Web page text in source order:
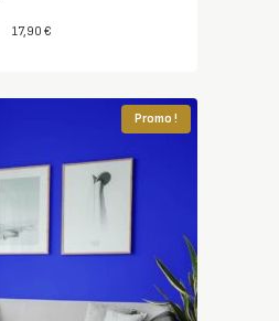
17,90 €
Promo !